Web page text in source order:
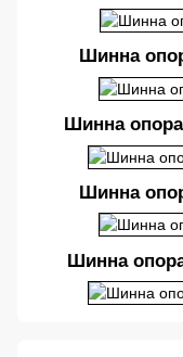
Шинна
Шинна
Шинна
Шинна